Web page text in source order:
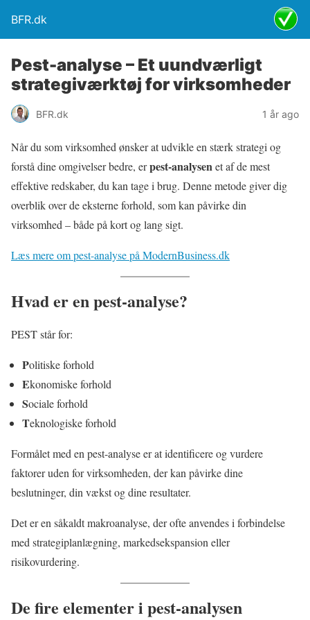
BFR.dk
Pest-analyse – Et uundværligt
strategiværktøj for virksomheder
BFR.dk 1 år ago
Når du som virksomhed ønsker at udvikle en stærk strategi og
forstå dine omgivelser bedre, erpest-analysenet af de mest
effektive redskaber, du kan tage i brug. Denne metode giver dig
overblik over de eksterne forhold, som kan påvirke din
virksomhed – både på kort og lang sigt.
Læs mere om pest-analyse på ModernBusiness.dk
Hvad er en pest-analyse?
PEST står for:
Politiske forhold
Ekonomiske forhold
Sociale forhold
Teknologiske forhold
Formålet med en pest-analyse er at identificere og vurdere
faktorer uden for virksomheden, der kan påvirke dine
beslutninger, din vækst og dine resultater.
Det er en såkaldt makroanalyse, der ofte anvendes i forbindelse
med strategiplanlægning, markedsekspansion eller
risikovurdering.
De fire elementer i pest-analysen